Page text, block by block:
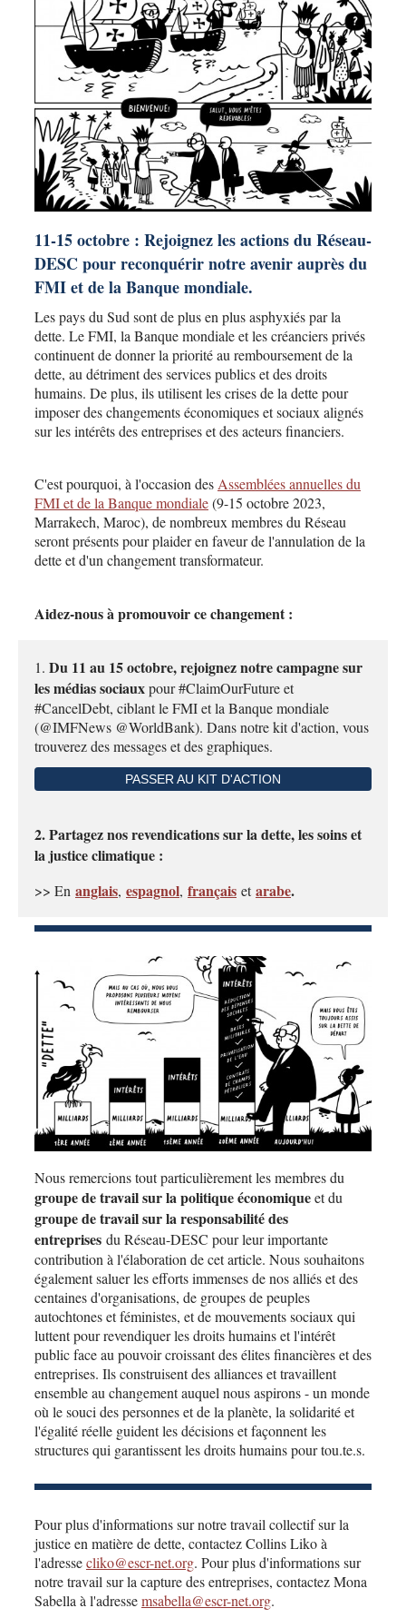
11-15 octobre : Rejoignez les actions du Réseau-
DESC pour reconquérir notre avenir auprès du
FMI et de la Banque mondiale.
Les pays du Sud sont de plus en plus asphyxiés par la
dette. Le FMI, la Banque mondiale et les créanciers privés
continuent de donner la priorité au remboursement de la
dette, au détriment des services publics et des droits
humains. De plus, ils utilisent les crises de la dette pour
imposer des changements économiques et sociaux alignés
sur les intérêts des entreprises et des acteurs financiers.
C'est pourquoi, à l'occasion des Assemblées annuelles du
FMI et de la Banque mondiale(9-15 octobre 2023,
Marrakech, Maroc), de nombreux membres du Réseau
seront présents pour plaider en faveur de l'annulation de la
dette et d'un changement transformateur.
Aidez-nous à promouvoir ce changement :
1. Du 11 au 15 octobre, rejoignez notre campagne sur
les médias sociauxpour #ClaimOurFuture et
#CancelDebt, ciblant le FMI et la Banque mondiale
(@IMFNews @WorldBank). Dans notre kit d'action, vous
trouverez des messages et des graphiques.
PASSER AU KIT D'ACTION
2. Partagez nos revendications sur la dette, les soins et
la justice climatique :
>> En anglais, espagnol, français et arabe.
Nous remercions tout particulièrement les membres du
groupe de travail sur la politique économiqueet du
groupe de travail sur la responsabilité des
entreprises du Réseau-DESC pour leur importante
contribution à l'élaboration de cet article. Nous souhaitons
également saluer les efforts immenses de nos alliés et des
centaines d'organisations, de groupes de peuples
autochtones et féministes, et de mouvements sociaux qui
luttent pour revendiquer les droits humains et l'intérêt
public face au pouvoir croissant des élites financières et des
entreprises. Ils construisent des alliances et travaillent
ensemble au changement auquel nous aspirons - un monde
où le souci des personnes et de la planète, la solidarité et
l'égalité réelle guident les décisions et façonnent les
structures qui garantissent les droits humains pour tou.te.s.
Pour plus d'informations sur notre travail collectif sur la
justice en matière de dette, contactez Collins Liko à
l'adressecliko@escr-net.org. Pour plus d'informations sur
notre travail sur la capture des entreprises, contactez Mona
Sabella à l'adressemsabella@escr-net.org.